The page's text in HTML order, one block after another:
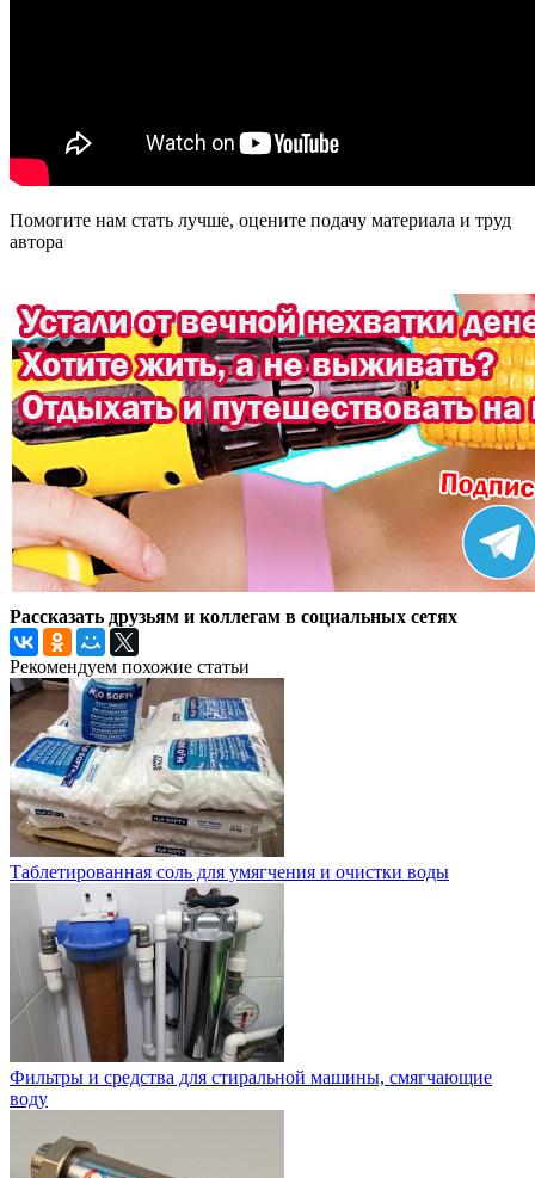
Помогите нам стать лучше, оцените подачу материала и труд
автора
Рассказать друзьям и коллегам в социальных сетях
Рекомендуем похожие статьи
Таблетированная соль для умягчения и очистки воды
Фильтры и средства для стиральной машины, смягчающие
воду